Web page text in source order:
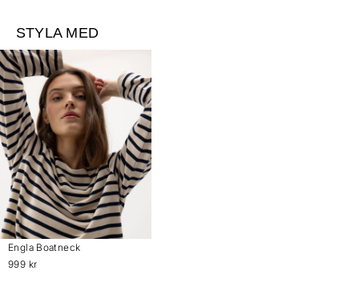
STYLA MED
Engla Boatneck
999 kr